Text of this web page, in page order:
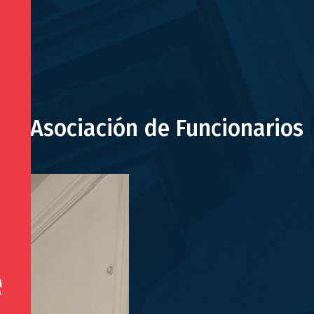
Asociación de Funcionarios